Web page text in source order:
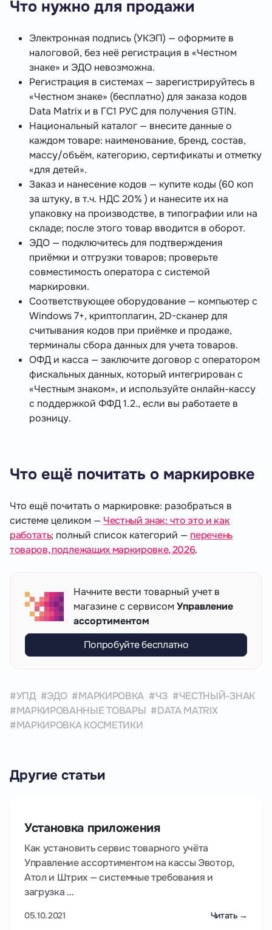
Что нужно для продажи
Электронная подпись (УКЭП) — оформите в
налоговой, без неё регистрация в «Честном
знаке» и ЭДО невозможна.
Регистрация в системах — зарегистрируйтесь в
«Честном знаке» (бесплатно) для заказа кодов
Data Matrix и в ГС1 РУС для получения GTIN.
Национальный каталог — внесите данные о
каждом товаре: наименование, бренд, состав,
массу/объём, категорию, сертификаты и отметку
«для детей».
Заказ и нанесение кодов — купите коды (60 коп
за штуку, в т.ч. НДС 20% ) и нанесите их на
упаковку на производстве, в типографии или на
складе; после этого товар вводится в оборот.
ЭДО — подключитесь для подтверждения
приёмки и отгрузки товаров; проверьте
совместимость оператора с системой
маркировки.
Соответствующее оборудование — компьютер с
Windows 7+, криптоплагин, 2D-сканер для
считывания кодов при приёмке и продаже,
терминалы сбора данных для учета товаров.
ОФД и касса — заключите договор с оператором
фискальных данных, который интегрирован с
«Честным знаком», и используйте онлайн-кассу
с поддержкой ФФД 1.2., если вы работаете в
розницу.
Что ещё почитать о маркировке
Что ещё почитать о маркировке: разобраться в
системе целиком — Честный знак: что это и как
работать; полный список категорий — перечень
товаров, подлежащих маркировке, 2026.
Начните вести товарный учет в
магазине с сервисомУправление
ассортиментом
Попробуйте бесплатно
УПД ЭДО МАРКИРОВКА ЧЗ
ЧЕСТНЫЙ-ЗНАК
МАРКИРОВАННЫЕ ТОВАРЫ
DATA MATRIX
МАРКИРОВКА КОСМЕТИКИ
Другие статьи
Установка приложения
Как установить сервис товарного учёта
Управление ассортиментом на кассы Эвотор,
Атол и Штрих — системные требования и
загрузка …
05.10.2021 Читать →